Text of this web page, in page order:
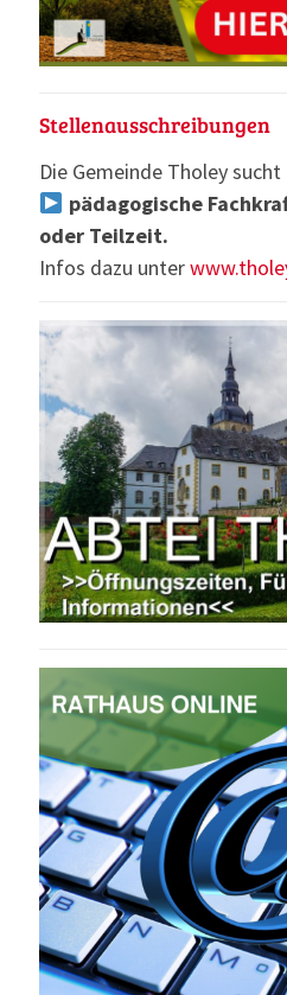
Stellenausschreibungen
Die Gemeinde Tholey sucht
pädagogische
oder Teilzeit.
Infos dazu unter